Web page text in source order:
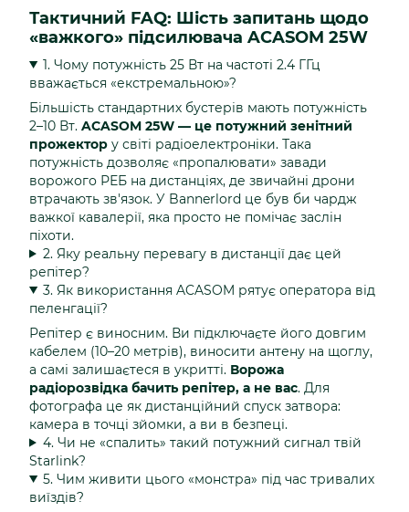
Тактичний FAQ: Шість запитань щодо
«важкого» підсилювача ACASOM 25W
1. Чому потужність 25 Вт на частоті 2.4 ГГц
вважається «екстремальною»?
Більшість стандартних бустерів мають потужність
2–10 Вт. ACASOM 25W — це потужний зенітний
прожектор у світі радіоелектроніки. Така
потужність дозволяє «пропалювати» завади
ворожого РЕБ на дистанціях, де звичайні дрони
втрачають зв'язок. У Bannerlord це був би чардж
важкої кавалерії, яка просто не помічає заслін
піхоти.
2. Яку реальну перевагу в дистанції дає цей
репітер?
3. Як використання ACASOM рятує оператора від
пеленгації?
Репітер є виносним. Ви підключаєте його довгим
кабелем (10–20 метрів), виносити антену на щоглу,
а самі залишаєтеся в укритті. Ворожа
радіорозвідка бачить репітер, а не вас. Для
фотографа це як дистанційний спуск затвора:
камера в точці зйомки, а ви в безпеці.
4. Чи не «спалить» такий потужний сигнал твій
Starlink?
5. Чим живити цього «монстра» під час тривалих
виїздів?